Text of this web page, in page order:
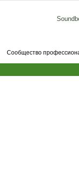
Сообщество